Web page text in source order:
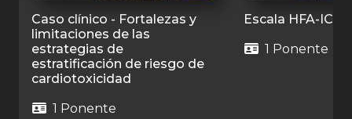
Caso clínico - Fortalezas y
limitaciones de las
estrategias de
estratificación de riesgo de
cardiotoxicidad
1 Ponente
Escala HFA-ICOS
1 Ponente